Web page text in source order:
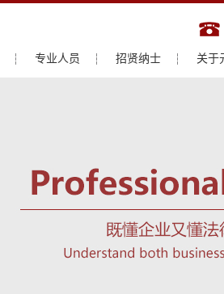
专业人员 招贤纳士 关于